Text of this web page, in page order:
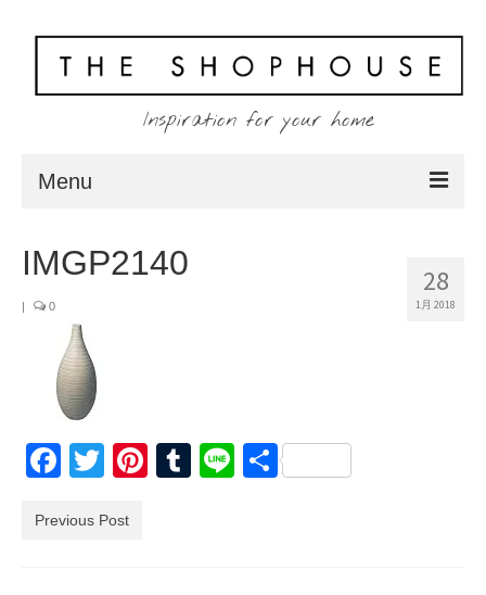
Inspiration for your home
Menu
Client
Shopping
Contact
Blog
28
1月 2018
IMGP2140
| 0
Facebook
TwitterPinterest
Tumblr
Line共
Previous Post